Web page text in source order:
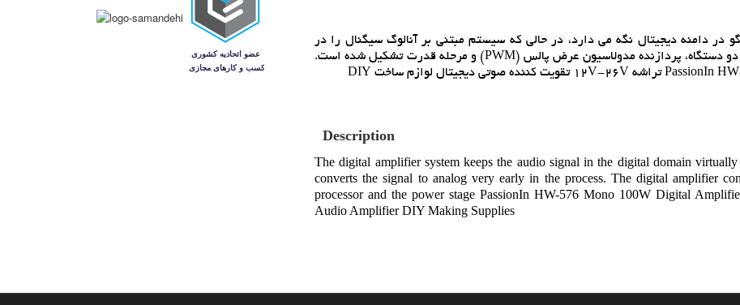
در دامنه ديجيتال نگه مي دارد، در حالي که سيستم مبتني بر آنالوگ سيگنال را در
مراحل اوليه به آنالوگ تبديل مي کند. تقويت کننده ديجيتال از دو دستگاه، پردازنده مدولاسيون عرض پالس (PWM) و مرحله قدرت تشکيل شده است.
Description
The digital amplifier system keeps the audio signal in the digital domain
converts the signal to analog very early in the process. The digital amplifier
processor and the power stage PassionIn HW-576 Mono 100W Digital
Audio Amplifier DIY Making Supplies